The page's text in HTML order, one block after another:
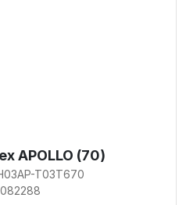
APOLLO (70)
T03T670